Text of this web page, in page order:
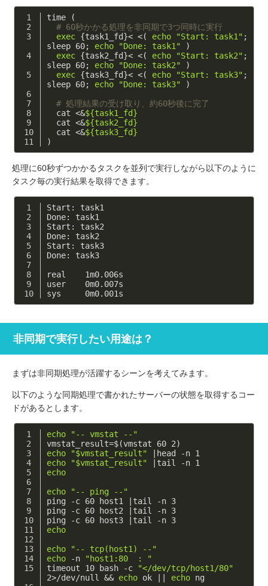
time (
# 60秒かかる処理を非同期で3つ同時に実行
exec {task1_fd}< <( echo "Start: task1" ;
sleep 60; echo "Done: task1" )
exec {task2_fd}< <( echo "Start: task2" ;
sleep 60; echo "Done: task2" )
exec {task3_fd}< <( echo "Start: task3" ;
sleep 60; echo "Done: task3" )
# 処理結果の受け取り、約60秒後に完了
  cat <&
${task1_fd}
  cat <&
${task2_fd}
  cat <&
${task3_fd}
)
処理に60秒ずつかかるタスクを並列で実行しながら以下のように
タスク毎の実行結果を取得できます。
Start: task1
Done: task1
Start: task2
Done: task2
Start: task3
Done: task3
real    1m0.006s
user    0m0.007s
sys     0m0.001s
非同期で実行したい用途は？
まずは非同期処理が活躍するシーンを考えてみます。
以下のような同期処理で書かれたサーバーの状態を取得するコー
ドがあるとします。
echo
"-- vmstat --"
vmstat_result=$(vmstat 60 2)
echo
"$vmstat_result" |head -n 1
echo
"$vmstat_result" |tail -n 1
echo
echo
"-- ping --"
ping -c 60 host1 |tail -n 3
ping -c 60 host2 |tail -n 3
ping -c 60 host3 |tail -n 3
echo
echo
"-- tcp(host1) --"
echo -n
"host1:80  : "
timeout 10 bash -c
"</dev/tcp/host1/80"
2>/dev/null && echo ok || echo ng